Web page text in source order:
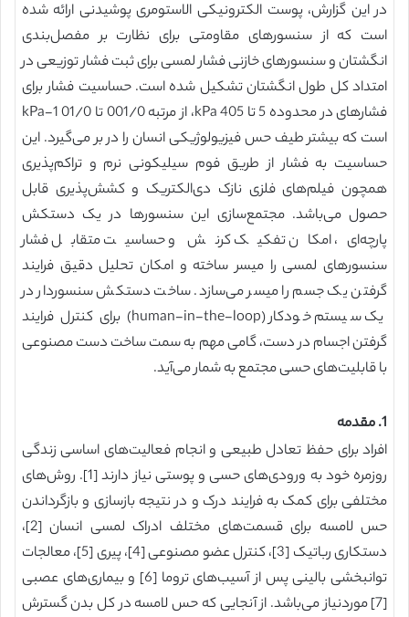
در این گزارش، پوست الکترونیکی الاستومری پوشیدنی ارائه شده
است که از سنسورهای مقاومتی برای نظارت بر مفصل‌بندی
انگشتان و سنسورهای خازنی فشار لمسی برای ثبت فشار توزیعی در
امتداد کل طول انگشتان تشکیل شده است. حساسیت فشار برای
فشارهای در محدوده 5 تا kPa 405، از مرتبه 001/0 تا kPa-1 01/0
است که بیشتر طیف حس فیزیولوژیکی انسان را در بر می‌گیرد. این
حساسیت به فشار از طریق فوم سیلیکونی نرم و تراکم‌پذیری
همچون فیلم‌های فلزی نازک دی‌الکتریک و کشش‌پذیری قابل
حصول می‌باشد. مجتمع‌سازی این سنسورها در یک دستکش
پارچه‌ای، امکان تفکیک کرنش و حساسیت متقابل فشار
سنسورهای لمسی را میسر ساخته و امکان تحلیل دقیق فرایند
گرفتن یک جسم را میسر می‌سازد. ساخت دستکش سنسوردار در
یک سیستم خودکار (human-in-the-loop) برای کنترل فرایند
گرفتن اجسام در دست، گامی مهم به سمت ساخت دست مصنوعی
با قابلیت‌های حسی مجتمع به شمار می‌آید.
1. مقدمه
افراد برای حفظ تعادل طبیعی و انجام فعالیت‌های اساسی زندگی
روزمره خود به ورودی‌های حسی و پوستی نیاز دارند [1]. روش‌های
مختلفی برای کمک به فرایند درک و در نتیجه بازسازی و بازگرداندن
حس لامسه برای قسمت‌های مختلف ادراک لمسی انسان [2]،
دستکاری رباتیک [3]، کنترل عضو مصنوعی [4]، پیری [5]، معالجات
توانبخشی بالینی پس از آسیب‌های تروما [6] و بیماری‌های عصبی
[7] موردنیاز می‌باشد. از آنجایی که حس لامسه در کل بدن گسترش